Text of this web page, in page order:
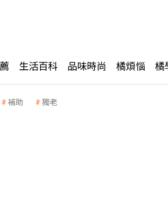
生活百科 品味時尚 橘煩惱 橘
補助 獨老